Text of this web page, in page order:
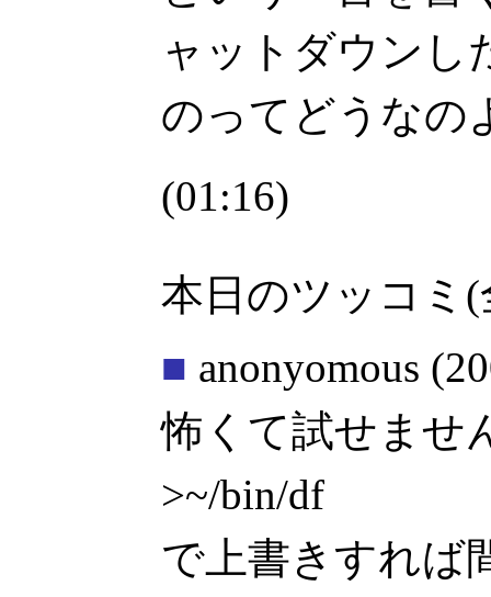
ャットダウンし
のってどうなの
(01:16)
本日のツッコミ(
■ anonyomous
怖くて試せませ
>~/bin/df
で上書きすれば